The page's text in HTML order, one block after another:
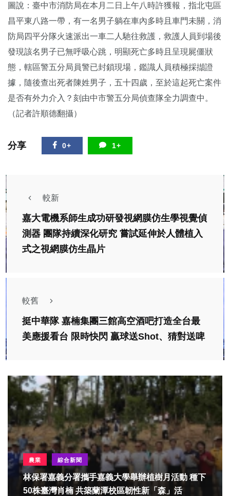
圖說：臺中市消防局在本月二日上午八時許獲報，指北屯區
昌平東八路一帶，有一名男子躺在車內多時且車門未關，消
防局四平分隊火速派出一車二人馳往救護，救護人員到場後
發現該名男子已無呼吸心跳，明顯死亡多時且呈現屍僵狀
態，轄區警五分局員警已封鎖現場，鑑識人員積極採擷證
據，隨後查出死者陳姓男子，五十四歲，至於這起死亡案件
是否有外力介入？刻由中市警五分局偵查隊全力調查中。
（記者許順德翻攝）
分享 0+ 1+
較新
嘉大電機系師生成功研發視網膜仿生學視覺偵
測器 團隊持續深化研究 嘗試延伸於人體植入
式之視網膜仿生晶片
較舊
挺中華隊 嘉楠集團三館高空酒吧打造全台最
美應援看台 限時快閃 贏球送Shot、猜對送啤
農業 綜合新聞
林保署嘉義分署攜手嘉義大學舉辦植樹月活動 種下
50株臺灣肖楠 共築蘭潭校區韌性新「森」活